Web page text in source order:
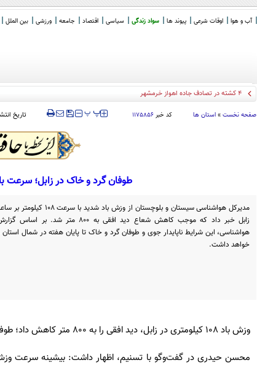
آب و هوا اوقات شرعی پیوند ها سواد زندگی سیاسی اقتصاد جامعه ورزشی بین الملل
۴ کشته در تصادف جاده اهواز خرمشهر
صفحه نخست » استان ها کد خبر ۱۱۷۵۸۵۶ ‍‍‍ پپ تاریخ
طوفان گرد و خاک در زابل؛ سرعت باد به ۱۰۸
مدیرکل هواشناسی سیستان و بلوچستان از وزش باد شدید با
زابل خبر داد که موجب کاهش شعاع دید افقی به ۸۰۰ متر شد. بر
هواشناسی، این شرایط ناپایدار جوی و طوفان گرد و خاک تا پایان هفته در شمال استان
خواهد داشت.
وزش باد 108 کیلومتری در زابل، دید افقی را به 800 متر کاهش داد؛ طوفان تا پایان هفته ادامه دارد.